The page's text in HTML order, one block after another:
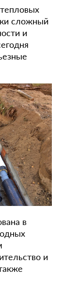
сложный
и
в
и